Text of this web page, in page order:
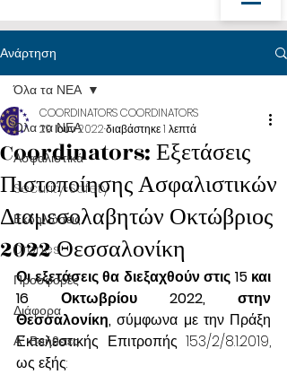
Ανάρτηση
Όλα τα ΝΕΑ
Ασφαλιστικά
Security-Safety
Εκδηλώσεις
Drones
Προσφορές
Διάφορα
Α΄ Βοήθειες
Όλα τα ΝΕΑ
Coordinators: Εξετάσεις
Πιστοποίησης Ασφαλιστικών
Διαμεσολαβητών Οκτώβριος
2022 Θεσσαλονίκη
COORDINATORS COORDINATORS
29 Ιουν 2022διαβάστηκε 1 λεπτά
Οι εξετάσεις θα διεξαχθούν στις 15 και
16 Οκτωβρίου 2022, στην
Θεσσαλονίκη, σύμφωνα με την Πράξη
Εκτελεστικής Επιτροπής 153/2/8.1.2019,
ως εξής: